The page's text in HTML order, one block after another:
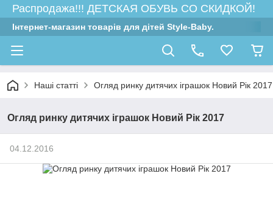
Распродажа!!! ДЕТСКАЯ ОБУВЬ СО СКИДКОЙ!
Інтернет-магазин товарів для дітей Style-Baby.
Наші статті Огляд ринку дитячих іграшок Новий Рік 2017
Огляд ринку дитячих іграшок Новий Рік 2017
04.12.2016